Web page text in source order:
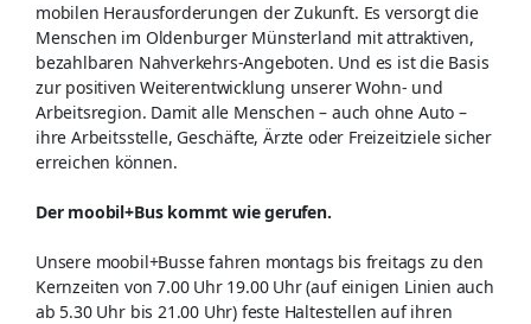
mobilen Herausforderungen der Zukunft. Es versorgt die
Menschen im Oldenburger Münsterland mit attraktiven,
bezahlbaren Nahverkehrs-Angeboten. Und es ist die Basis
zur positiven Weiterentwicklung unserer Wohn- und
Arbeitsregion. Damit alle Menschen – auch ohne Auto –
ihre Arbeitsstelle, Geschäfte, Ärzte oder Freizeitziele sicher
erreichen können.
Der moobil+Bus kommt wie gerufen.
Unsere moobil+Busse fahren montags bis freitags zu den
Kernzeiten von 7.00 Uhr 19.00 Uhr (auf einigen Linien auch
ab 5.30 Uhr bis 21.00 Uhr) feste Haltestellen auf ihren